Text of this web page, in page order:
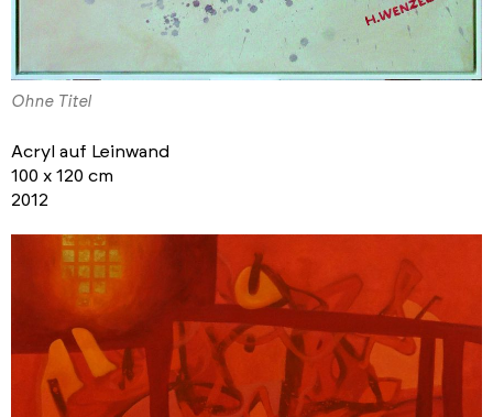
Ohne Titel
Acryl auf Leinwand
100 x 120 cm
2012